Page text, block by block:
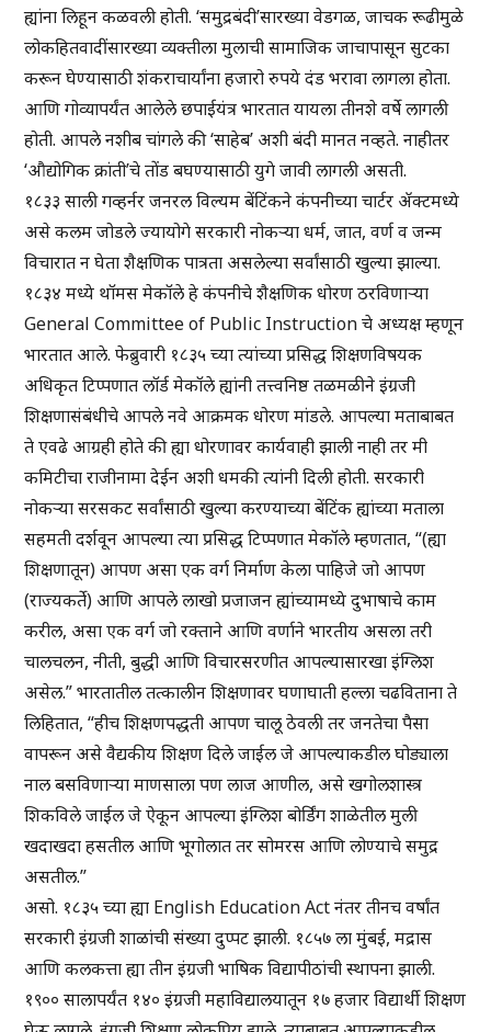
ह्यांना लिहून कळवली होती. ‘समुद्रबंदी’सारख्या वेडगळ, जाचक रूढीमुळे
लोकहितवादींसारख्या व्यक्तीला मुलाची सामाजिक जाचापासून सुटका
करून घेण्यासाठी शंकराचार्यांना हजारो रुपये दंड भरावा लागला होता.
आणि गोव्यापर्यंत आलेले छपाईयंत्र भारतात यायला तीनशे वर्षे लागली
होती. आपले नशीब चांगले की ‘साहेब’ अशी बंदी मानत नव्हते. नाहीतर
‘औद्योगिक क्रांती’चे तोंड बघण्यासाठी युगे जावी लागली असती.
१८३३ साली गव्हर्नर जनरल विल्यम बेंटिंकने कंपनीच्या चार्टर ॲक्टमध्ये
असे कलम जोडले ज्यायोगे सरकारी नोकऱ्या धर्म, जात, वर्ण व जन्म
विचारात न घेता शैक्षणिक पात्रता असलेल्या सर्वांसाठी खुल्या झाल्या.
१८३४ मध्ये थॉमस मेकॉले हे कंपनीचे शैक्षणिक धोरण ठरविणाऱ्या
General Committee of Public Instruction चे अध्यक्ष म्हणून
भारतात आले. फेब्रुवारी १८३५ च्या त्यांच्या प्रसिद्ध शिक्षणविषयक
अधिकृत टिप्पणात लॉर्ड मेकॉले ह्यांनी तत्त्वनिष्ठ तळमळीने इंग्रजी
शिक्षणासंबंधीचे आपले नवे आक्रमक धोरण मांडले. आपल्या मताबाबत
ते एवढे आग्रही होते की ह्या धोरणावर कार्यवाही झाली नाही तर मी
कमिटीचा राजीनामा देईन अशी धमकी त्यांनी दिली होती. सरकारी
नोकऱ्या सरसकट सर्वांसाठी खुल्या करण्याच्या बेंटिंक ह्यांच्या मताला
सहमती दर्शवून आपल्या त्या प्रसिद्ध टिप्पणात मेकॉले म्हणतात, “(ह्या
शिक्षणातून) आपण असा एक वर्ग निर्माण केला पाहिजे जो आपण
(राज्यकर्ते) आणि आपले लाखो प्रजाजन ह्यांच्यामध्ये दुभाषाचे काम
करील, असा एक वर्ग जो रक्ताने आणि वर्णाने भारतीय असला तरी
चालचलन, नीती, बुद्धी आणि विचारसरणीत आपल्यासारखा इंग्लिश
असेल.” भारतातील तत्कालीन शिक्षणावर घणाघाती हल्ला चढविताना ते
लिहितात, “हीच शिक्षणपद्धती आपण चालू ठेवली तर जनतेचा पैसा
वापरून असे वैद्यकीय शिक्षण दिले जाईल जे आपल्याकडील घोड्याला
नाल बसविणाऱ्या माणसाला पण लाज आणील, असे खगोलशास्त्र
शिकविले जाईल जे ऐकून आपल्या इंग्लिश बोर्डिंग शाळेतील मुली
खदाखदा हसतील आणि भूगोलात तर सोमरस आणि लोण्याचे समुद्र
असतील.”
असो. १८३५ च्या ह्या English Education Act नंतर तीनच वर्षांत
सरकारी इंग्रजी शाळांची संख्या दुप्पट झाली. १८५७ ला मुंबई, मद्रास
आणि कलकत्ता ह्या तीन इंग्रजी भाषिक विद्यापीठांची स्थापना झाली.
१९०० सालापर्यंत १४० इंग्रजी महाविद्यालयातून १७ हजार विद्यार्थी शिक्षण